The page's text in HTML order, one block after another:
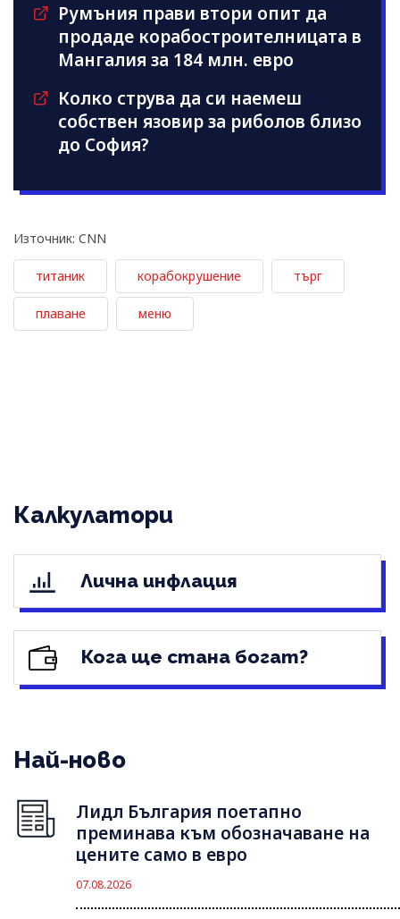
Румъния прави втори опит да
продаде корабостроителницата в
Мангалия за 184 млн. евро
Колко струва да си наемеш
собствен язовир за риболов близо
до София?
Източник: CNN
титаник корабокрушение търг
плаване меню
Калкулатори
Лична инфлация
Кога ще стана богат?
Най-ново
Лидл България поетапно
преминава към обозначаване на
цените само в евро
07.08.2026